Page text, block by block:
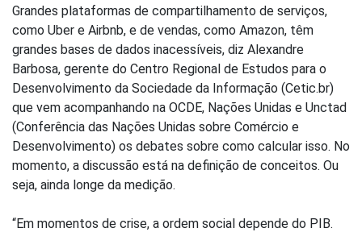
Grandes plataformas de compartilhamento de serviços,
como Uber e Airbnb, e de vendas, como Amazon, têm
grandes bases de dados inacessíveis, diz Alexandre
Barbosa, gerente do Centro Regional de Estudos para o
Desenvolvimento da Sociedade da Informação (Cetic.br)
que vem acompanhando na OCDE, Nações Unidas e Unctad
(Conferência das Nações Unidas sobre Comércio e
Desenvolvimento) os debates sobre como calcular isso. No
momento, a discussão está na definição de conceitos. Ou
seja, ainda longe da medição.
“Em momentos de crise, a ordem social depende do PIB.